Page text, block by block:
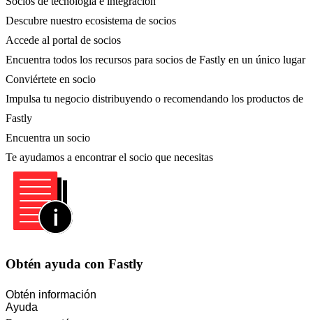
Descubre nuestro ecosistema de socios
Accede al portal de socios
Encuentra todos los recursos para socios de Fastly en un único lugar
Conviértete en socio
Impulsa tu negocio distribuyendo o recomendando los productos de
Fastly
Encuentra un socio
Te ayudamos a encontrar el socio que necesitas
Obtén ayuda con Fastly
Obtén información
Ayuda